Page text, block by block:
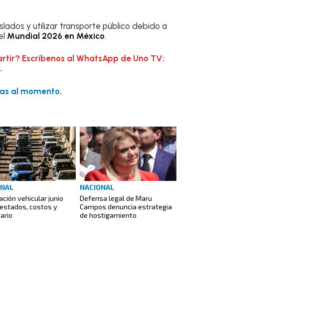
y utilizar transporte público debido a
Mundial 2026 en México.
Escríbenos al WhatsApp de Uno TV:
al momento.
vehicular junio
costos y
NACIONAL
Defensa legal de Maru
Campos denuncia estrategia
de hostigamiento